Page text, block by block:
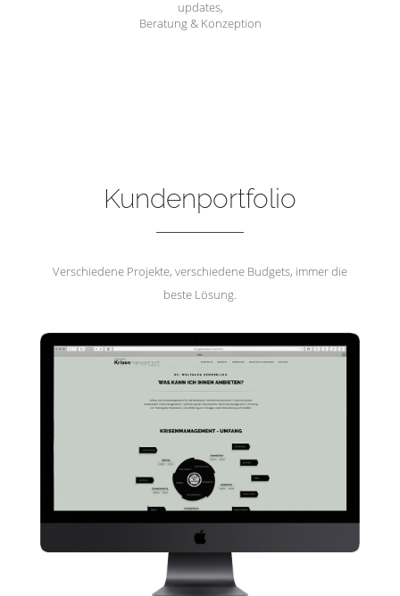
updates,
Beratung & Konzeption
Kundenportfolio
Verschiedene Projekte, verschiedene Budgets, immer die
beste Lösung.